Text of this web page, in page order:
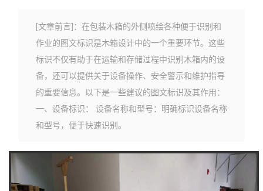
[文章前言]：在包装木箱的外侧喷绘各种便于识别和
作业的图文标识是木箱设计中的一个重要环节。这些
标识不仅有助于在运输和存储过程中识别木箱内的设
备，还可以提供关于设备操作、安全警示和维护指导
的重要信息。以下是一些建议的图文标识及其作用：
一、设备标识： 设备名称和型号：明确标识设备名称
和型号，便于快速识别。